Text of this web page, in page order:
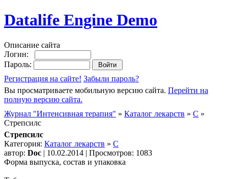
Datalife Engine Demo
Описание сайта
Логин:
Пароль:
Регистрация на сайте! Забыли пароль?
Вы просматриваете мобильную версию сайта. Перейти на
полную версию сайта.
Журнал "Интенсивная терапия" » Каталог лекарств » C »
Стрепсилс
Стрепсилс
Категория: Каталог лекарств » C
автор: Doc | 10.02.2014 | Просмотров: 1083
Форма выпуска, состав и упаковка